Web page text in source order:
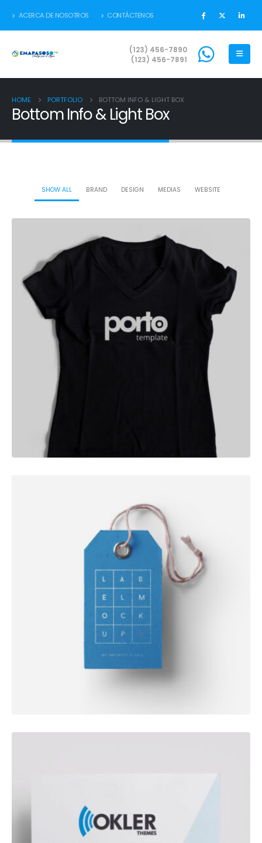
ACERCA DE NOSOTROS CONTÁCTENOS
(123) 456-7890
(123) 456-7891
HOME PORTFOLIO BOTTOM INFO & LIGHT BOX
Bottom Info & Light Box
SHOW ALL BRAND DESIGN MEDIAS WEBSITE